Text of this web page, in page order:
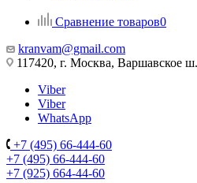
Сравнение товаров0
kranvam@gmail.com
117420, г. Москва, Варшавское
Viber
Viber
WhatsApp
+7 (495) 66-444-60
+7 (495) 66-444-60
+7 (925) 664-44-60